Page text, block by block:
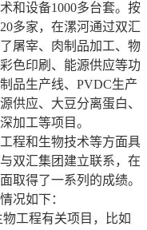
和设备1000多台套。 按
多家，在漯河通过双汇
屠宰、肉制品加工、物
色印刷、能源供应等功
品生产线、 PVDC生产
供应、 大豆分离蛋白、
加工等项目。
程和生物技术等方面具
双汇集团建立联系，在
取得了一系列的成绩。
况如下：
工程有关项目，比如